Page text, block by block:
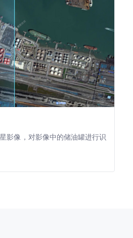
影像，对影像中的储油罐进行识